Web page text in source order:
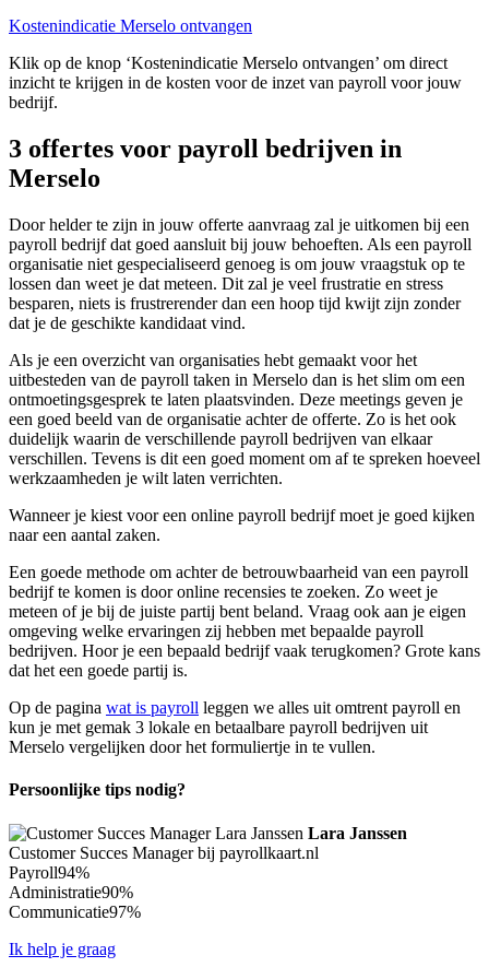
Kostenindicatie Merselo ontvangen
Klik op de knop ‘Kostenindicatie Merselo ontvangen’ om direct
inzicht te krijgen in de kosten voor de inzet van payroll voor jouw
bedrijf.
3 offertes voor payroll bedrijven in
Merselo
Door helder te zijn in jouw offerte aanvraag zal je uitkomen bij een
payroll bedrijf dat goed aansluit bij jouw behoeften. Als een payroll
organisatie niet gespecialiseerd genoeg is om jouw vraagstuk op te
lossen dan weet je dat meteen. Dit zal je veel frustratie en stress
besparen, niets is frustrerender dan een hoop tijd kwijt zijn zonder
dat je de geschikte kandidaat vind.
Als je een overzicht van organisaties hebt gemaakt voor het
uitbesteden van de payroll taken in Merselo dan is het slim om een
ontmoetingsgesprek te laten plaatsvinden. Deze meetings geven je
een goed beeld van de organisatie achter de offerte. Zo is het ook
duidelijk waarin de verschillende payroll bedrijven van elkaar
verschillen. Tevens is dit een goed moment om af te spreken hoeveel
werkzaamheden je wilt laten verrichten.
Wanneer je kiest voor een online payroll bedrijf moet je goed kijken
naar een aantal zaken.
Een goede methode om achter de betrouwbaarheid van een payroll
bedrijf te komen is door online recensies te zoeken. Zo weet je
meteen of je bij de juiste partij bent beland. Vraag ook aan je eigen
omgeving welke ervaringen zij hebben met bepaalde payroll
bedrijven. Hoor je een bepaald bedrijf vaak terugkomen? Grote kans
dat het een goede partij is.
Op de pagina wat is payroll leggen we alles uit omtrent payroll en
kun je met gemak 3 lokale en betaalbare payroll bedrijven uit
Merselo vergelijken door het formuliertje in te vullen.
Persoonlijke tips nodig?
Lara Janssen
Customer Succes Manager bij payrollkaart.nl
Payroll94%
Administratie90%
Communicatie97%
Ik help je graag